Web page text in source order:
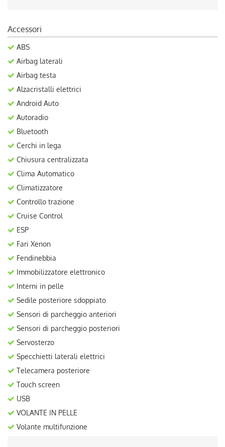
Accessori
ABS
Airbag laterali
Airbag testa
Alzacristalli elettrici
Android Auto
Autoradio
Bluetooth
Cerchi in lega
Chiusura centralizzata
Clima Automatico
Climatizzatore
Controllo trazione
Cruise Control
ESP
Fari Xenon
Fendinebbia
Immobilizzatore elettronico
Interni in pelle
Sedile posteriore sdoppiato
Sensori di parcheggio anteriori
Sensori di parcheggio posteriori
Servosterzo
Specchietti laterali elettrici
Telecamera posteriore
Touch screen
USB
VOLANTE IN PELLE
Volante multifunzione